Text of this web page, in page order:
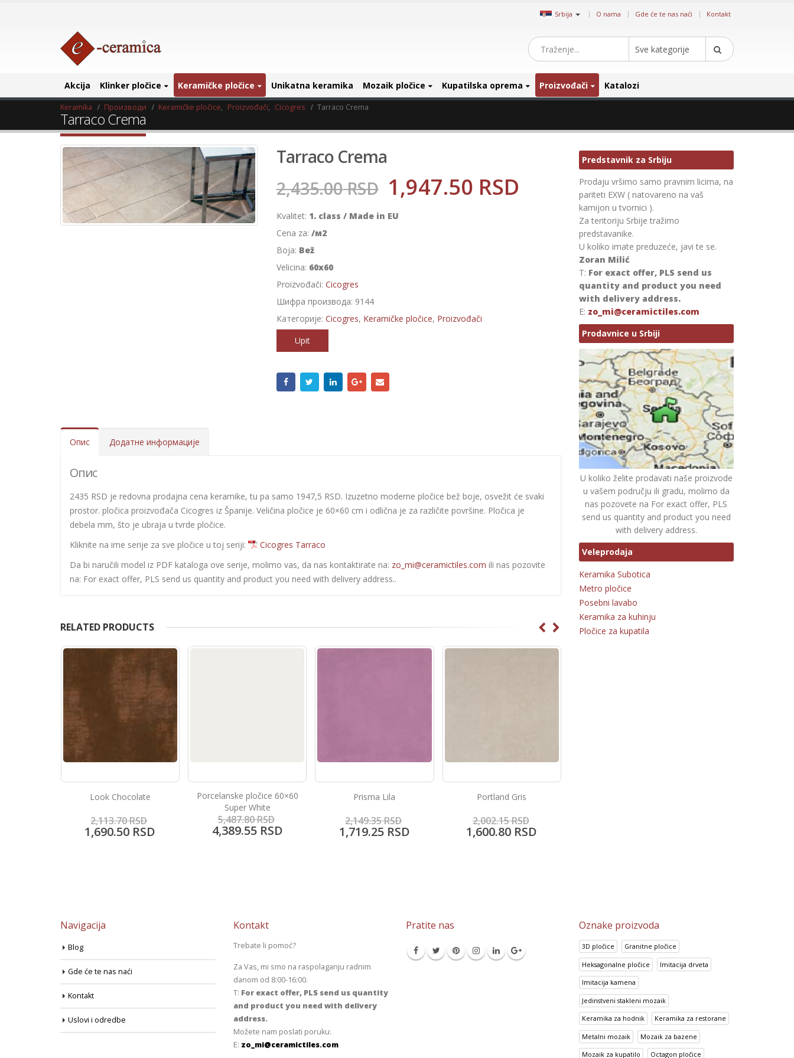
Srbija | O nama Gde će te nas naći Kontakt
Sve kategorije
Akcija Klinker pločice Keramičke pločice Unikatna keramika Mozaik pločice Kupatilska oprema Proizvođači Katalozi
Keramika Производи Keramičke pločice, Proizvođači, Cicogres Tarraco Crema
Tarraco Crema
Tarraco Crema
2,435.00RSD 1,947.50 RSD
Kvalitet: 1. class / Made in EU
Cena za: /м2
Boja: Bež
Velicina: 60x60
Proizvođači: Cicogres
Шифра производа: 9144
Категорије: Cicogres, Keramičke pločice, Proizvođači
Upit
Опис Додатне информације
Опис
2435 RSD je redovna prodajna cena keramike, tu pa samo 1947,5 RSD. Izuzetno moderne pločice bež boje, osvežit će svaki
prostor. pločica proizvođača Cicogres iz Španije. Veličina pločice je 60×60 cm i odlična je za različite površine. Pločica je
debela mm, što je ubraja u tvrde pločice.
Kliknite na ime serije za sve pločice u toj seriji:
Cicogres Tarraco
Da bi naručili model iz PDF kataloga ove serije, molimo vas, da nas kontaktirate na: zo_mi@ceramictiles.com ili nas pozovite
na: For exact offer, PLS send us quantity and product you need with delivery address..
RELATED PRODUCTS
Porcelanske pločice 60×60
5,487.80RSD
4,389.55 RSD
Prisma Lila
2,149.35RSD
1,719.25RSD
Portland Gris
2,002.15RSD
1,600.80 RSD
Podne i zidne pločice Talia
3,456.90RSD
2,765.75 RSD
Predstavnik za Srbiju
Prodaju vršimo samo pravnim licima, na
pariteti EXW ( natovareno na vaš
kamijon u tvornici ).
Za teritoriju Srbije tražimo
predstavanike.
U koliko imate preduzeće, javi te se.
Zoran Milić
T: For exact offer, PLS send us
quantity and product you need
with delivery address.
E: zo_mi@ceramictiles.com
Prodavnice u Srbiji
U koliko želite prodavati naše proizvode
u vašem području ili gradu, molimo da
nas pozovete na For exact offer, PLS
send us quantity and product you need
with delivery address.
Veleprodaja
Keramika Subotica
Metro pločice
Posebni lavabo
Keramika za kuhinju
Pločice za kupatila
Navigacija
Blog
Gde će te nas naći
Kontakt
Uslovi i odredbe
Kontakt
Trebate li pomoć?
Za Vas, mi smo na raspolaganju radnim
danom od 8:00-16:00.
T: For exact offer, PLS send us quantity
and product you need with delivery
address.
Možete nam poslati poruku:
E: zo_mi@ceramictiles.com
Pratite nas Oznake proizvoda
3D pločice Granitne pločice
Heksagonalne pločice Imitacija drveta
Imitacija kamena
Jedinstveni stakleni mozaik
Keramika za hodnik Keramika za restorane
Metalni mozaik Mozaik za bazene
Mozaik za kupatilo Octagon pločice